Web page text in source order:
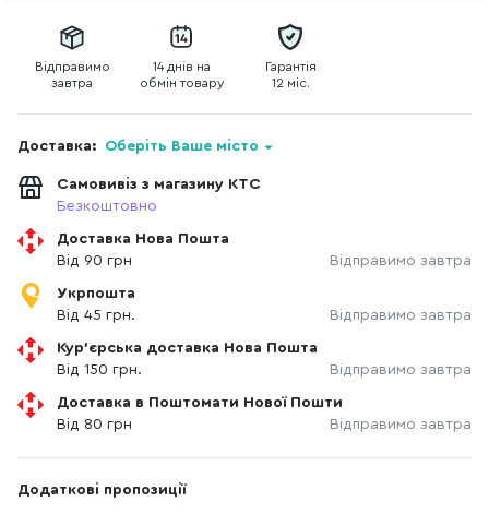
Відправимо
завтра
14 днів на
обмін товару
Гарантія
12 міс.
Доставка: Оберіть Ваше місто
Самовивіз з магазину КТС
Безкоштовно
Доставка Нова Пошта
Від 90 грн
Відправимо завтра
Укрпошта
Від 45 грн.
Відправимо завтра
Кур'єрська доставка Нова Пошта
Від 150 грн.
Відправимо завтра
Доставка в Поштомати Нової Пошти
Від 80 грн
Відправимо завтра
Додаткові пропозиції